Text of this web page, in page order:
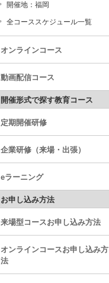
開催地：福岡
全コーススケジュール一覧
オンラインコース
動画配信コース
開催形式で探す教育コース
定期開催研修
企業研修（来場・出張）
eラーニング
お申し込み方法
来場型コースお申し込み方法
オンラインコースお申し込み方
法